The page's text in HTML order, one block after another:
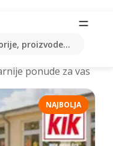
proizvode...
> letci i akcije
ponude za vas
NAJBOLJA